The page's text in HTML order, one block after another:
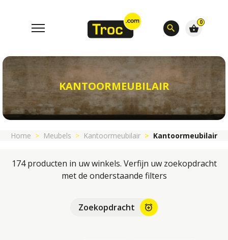
search
0
shopping_basket
KANTOORMEUBILAIR
Home Meubels Kantoormeubilair Kantoormeubilair
174 producten in uw winkels. Verfijn uw zoekopdracht
met de onderstaande filters
Zoekopdracht alarm_add